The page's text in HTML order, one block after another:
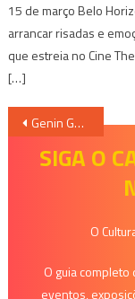
15 de março Belo
arrancar risadas e
que estreia no Cine
[…]
Navegação
Genin Guerra lança seu primeiro livro “Solo – Álbum das glórias musicais”
SIGA O
O
O guia
eventos,